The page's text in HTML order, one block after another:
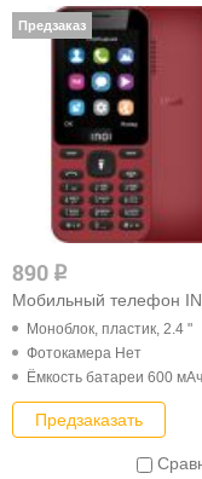
890 q
Мобильный телефон
Моноблок, пластик, 2.4 "
Фотокамера Нет
Ёмкость батареи 600 мАч
Предзаказать
Предзаказ